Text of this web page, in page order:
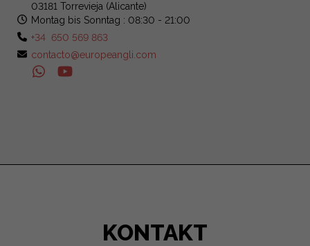
03181 Torrevieja (Alicante)
Montag bis Sonntag : 08:30 - 21:00
+34 650 569 863
contacto@europeangli.com
KONTAKT